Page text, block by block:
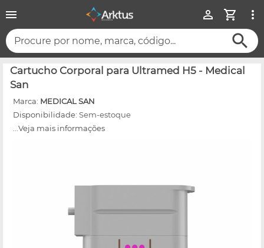
Procure por nome, marca, código...
Cartucho Corporal para Ultramed H5 - Medical
San
Marca: MEDICAL SAN
Disponibilidade: Sem-estoque
...Veja mais informações